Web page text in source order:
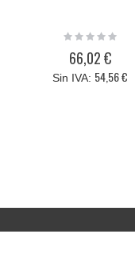
Rating:
66,02 €
54,56 €